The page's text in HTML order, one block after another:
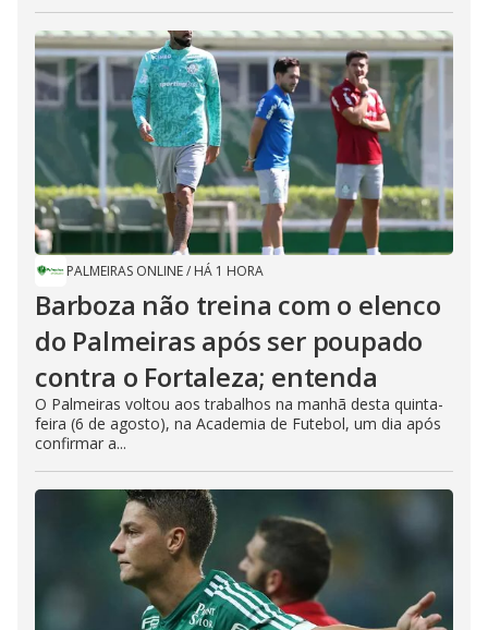
PALMEIRAS ONLINE/ HÁ 1 HORA
Barboza não treina com o elenco
do Palmeiras após ser poupado
contra o Fortaleza; entenda
O Palmeiras voltou aos trabalhos na manhã desta quinta-
feira (6 de agosto), na Academia de Futebol, um dia após
confirmar a...